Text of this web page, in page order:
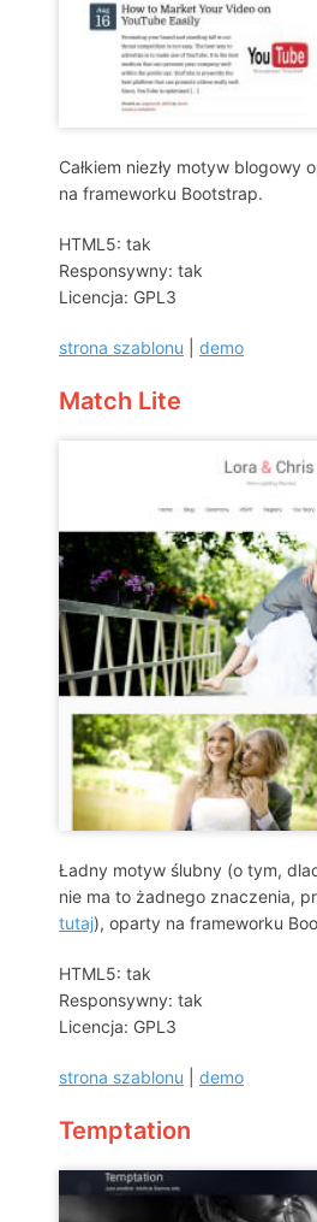
Całkiem niezły motyw blogowy
na frameworku Bootstrap.
HTML5: tak
Responsywny: tak
Licencja: GPL3
strona szablonu demo
Match Lite
Ładny motyw ślubny (o tym,
nie ma to żadnego znaczenia,
tutaj), oparty na frameworku
HTML5: tak
Responsywny: tak
Licencja: GPL3
strona szablonu demo
Temptation